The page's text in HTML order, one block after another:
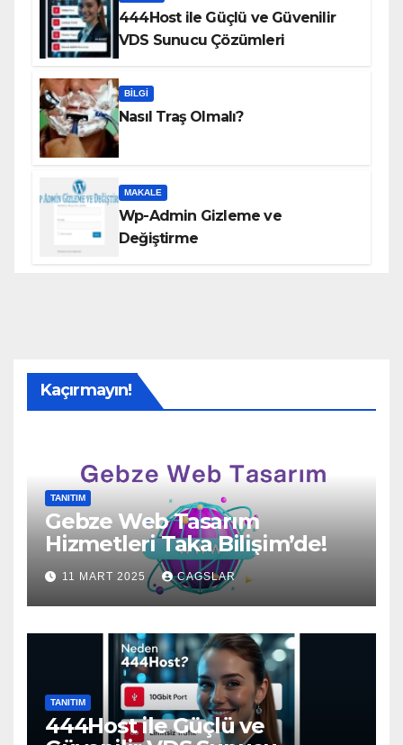
444Host ile Güçlü ve Güvenilir
VDS Sunucu Çözümleri
BILGI
Nasıl Traş Olmalı?
MAKALE
Wp-Admin Gizleme ve
Değiştirme
Kaçırmayın!
TANITIM
Gebze Web Tasarım
Hizmetleri Taka Bilişim’de!
11 MART 2025 CAGSLAR
TANITIM
444Host ile Güçlü ve